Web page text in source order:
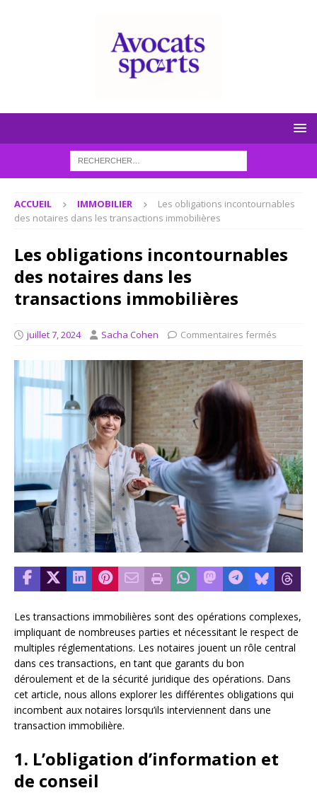
ACCUEIL IMMOBILIER
Les obligations incontournables
des notaires dans les transactions immobilières
Les obligations incontournables
des notaires dans les
transactions immobilières
juillet 7, 2024 Sacha Cohen Commentaires fermés
Les transactions immobilières sont des opérations complexes,
impliquant de nombreuses parties et nécessitant le respect de
multiples réglementations. Les notaires jouent un rôle central
dans ces transactions, en tant que garants du bon
déroulement et de la sécurité juridique des opérations. Dans
cet article, nous allons explorer les différentes obligations qui
incombent aux notaires lorsqu’ils interviennent dans une
transaction immobilière.
1. L’obligation d’information et
de conseil